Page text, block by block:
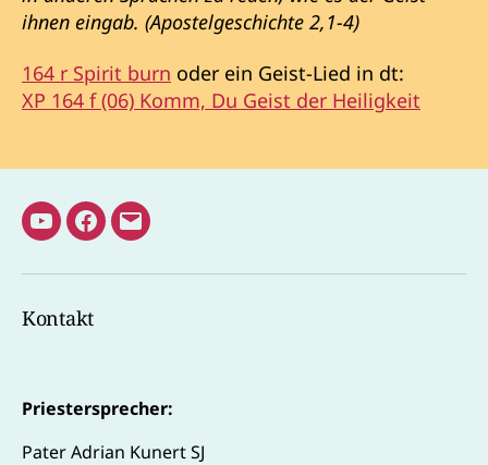
ihnen eingab. (Apostelgeschichte 2,1-4)
164 r Spirit burn oder ein Geist-Lied in dt:
XP 164 f (06) Komm, Du Geist der Heiligkeit
Youtube
Adrian
Facebook
E-
Kontakt
Priestersprecher:
Pater Adrian Kunert SJ